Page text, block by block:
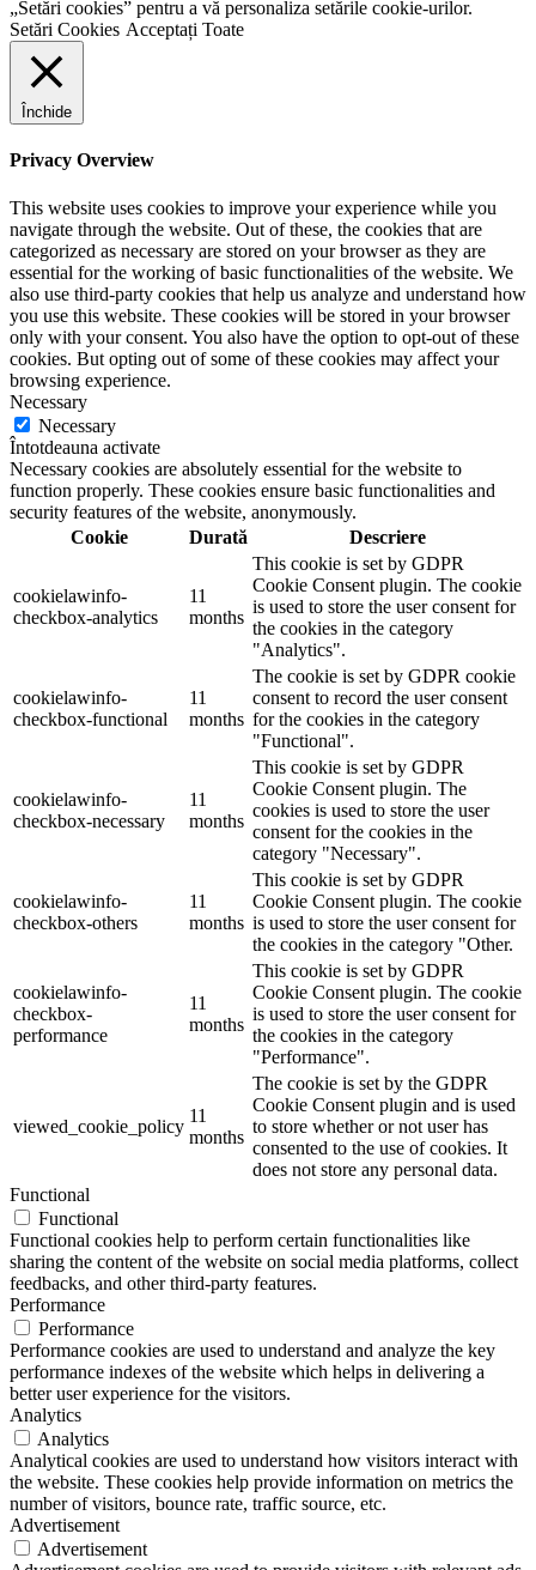
„Setări cookies” pentru a vă personaliza setările cookie-urilor.
Setări Cookies Acceptați Toate
Închide
Privacy Overview
This website uses cookies to improve your experience while you
navigate through the website. Out of these, the cookies that are
categorized as necessary are stored on your browser as they are
essential for the working of basic functionalities of the website. We
also use third-party cookies that help us analyze and understand how
you use this website. These cookies will be stored in your browser
only with your consent. You also have the option to opt-out of these
cookies. But opting out of some of these cookies may affect your
browsing experience.
Necessary
Necessary
Întotdeauna activate
Necessary cookies are absolutely essential for the website to
function properly. These cookies ensure basic functionalities and
security features of the website, anonymously.
Cookie
Durată Descriere
cookielawinfo-
checkbox-analytics
11
months
This cookie is set by GDPR
Cookie Consent plugin. The cookie
is used to store the user consent for
the cookies in the category
"Analytics".
cookielawinfo-
checkbox-functional
11
months
The cookie is set by GDPR cookie
consent to record the user consent
for the cookies in the category
"Functional".
cookielawinfo-
checkbox-necessary
11
months
This cookie is set by GDPR
Cookie Consent plugin. The
cookies is used to store the user
consent for the cookies in the
category "Necessary".
cookielawinfo-
checkbox-others
11
months
This cookie is set by GDPR
Cookie Consent plugin. The cookie
is used to store the user consent for
the cookies in the category "Other.
cookielawinfo-
checkbox-
performance
11
months
This cookie is set by GDPR
Cookie Consent plugin. The cookie
is used to store the user consent for
the cookies in the category
"Performance".
viewed_cookie_policy
11
months
The cookie is set by the GDPR
Cookie Consent plugin and is used
to store whether or not user has
consented to the use of cookies. It
does not store any personal data.
Functional
Functional
Functional cookies help to perform certain functionalities like
sharing the content of the website on social media platforms, collect
feedbacks, and other third-party features.
Performance
Performance
Performance cookies are used to understand and analyze the key
performance indexes of the website which helps in delivering a
better user experience for the visitors.
Analytics
Analytics
Analytical cookies are used to understand how visitors interact with
the website. These cookies help provide information on metrics the
number of visitors, bounce rate, traffic source, etc.
Advertisement
Advertisement